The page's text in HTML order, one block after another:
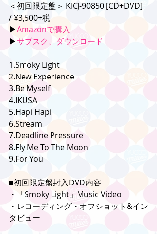
＜初回限定盤＞ KICJ-90850 [CD+DVD]
/ ¥3,500+税
▶︎Amazonで購入
▶︎サブスク、ダウンロード
1.Smoky Light
2.New Experience
3.Be Myself
4.IKUSA
5.Hapi Hapi
6.Stream
7.Deadline Pressure
8.Fly Me To The Moon
9.For You
■初回限定盤封入DVD内容
・「Smoky Light」Music Video
・レコーディング・オフショット&イン
タビュー